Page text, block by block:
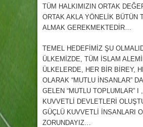
TÜM HALKIMIZIN ORTAK
ORTAK AKLA YÖNELİK BÜTÜN
ALMAK GEREKMEKTEDİR…
TEMEL HEDEFİMİZ ŞU
ÜLKEMİZDE, TÜM İSLAM
ÜLKELERDE, HER BİR BİREY,
OLARAK “MUTLU İNSANLAR”
GELEN “MUTLU TOPLUMLAR” I
KUVVETLİ DEVLETLERİ
GÜÇLÜ KUVVETLİ İNSANLARI
ZORUNDAYIZ…